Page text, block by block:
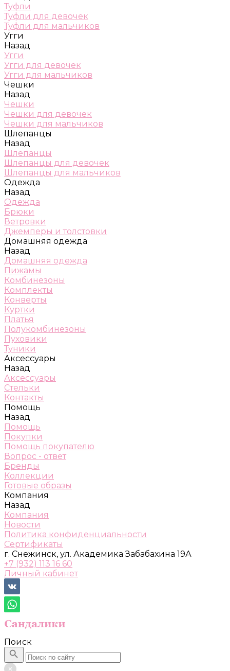
Туфли
Туфли для девочек
Туфли для мальчиков
Угги
Назад
Угги
Угги для девочек
Угги для мальчиков
Чешки
Назад
Чешки
Чешки для девочек
Чешки для мальчиков
Шлепанцы
Назад
Шлепанцы
Шлепанцы для девочек
Шлепанцы для мальчиков
Одежда
Назад
Одежда
Брюки
Ветровки
Джемперы и толстовки
Домашняя одежда
Назад
Домашняя одежда
Пижамы
Комбинезоны
Комплекты
Конверты
Куртки
Платья
Полукомбинезоны
Пуховики
Туники
Аксессуары
Назад
Аксессуары
Стельки
Контакты
Помощь
Назад
Помощь
Покупки
Помощь покупателю
Вопрос - ответ
Бренды
Коллекции
Готовые образы
Компания
Назад
Компания
Новости
Политика конфиденциальности
Сертификаты
г. Снежинск, ул. Академика Забабахина 19А
+7 (932) 113 16 60
Личный кабинет
Поиск